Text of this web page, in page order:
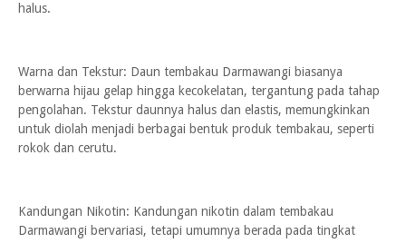
halus.
Warna dan Tekstur: Daun tembakau Darmawangi biasanya
berwarna hijau gelap hingga kecokelatan, tergantung pada tahap
pengolahan. Tekstur daunnya halus dan elastis, memungkinkan
untuk diolah menjadi berbagai bentuk produk tembakau, seperti
rokok dan cerutu.
Kandungan Nikotin: Kandungan nikotin dalam tembakau
Darmawangi bervariasi, tetapi umumnya berada pada tingkat